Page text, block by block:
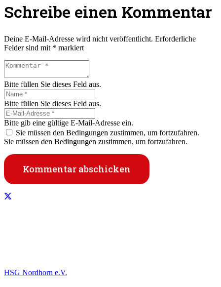
Schreibe einen Kommentar
Deine E-Mail-Adresse wird nicht veröffentlicht. Erforderliche
Felder sind mit * markiert
Bitte füllen Sie dieses Feld aus.
Bitte füllen Sie dieses Feld aus.
Bitte gib eine gültige E-Mail-Adresse ein.
Sie müssen den Bedingungen zustimmen, um fortzufahren.
Sie müssen den Bedingungen zustimmen, um fortzufahren.
Kommentar abschicken
HSG Nordhorn e.V.